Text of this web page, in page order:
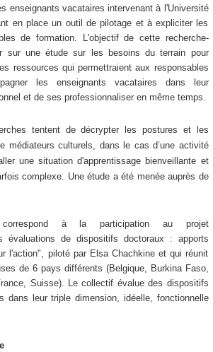
enseignants vacataires intervenant à l'Université
en place un outil de pilotage et à expliciter les
de formation. L'objectif de cette recherche-
sur une étude sur les besoins du terrain pour
ressources qui permettraient aux responsables
les enseignants vacataires dans leur
et de ses professionnaliser en même temps.
tentent de décrypter les postures et les
médiateurs culturels, dans le cas d’une activité
une situation d'apprentissage bienveillante et
complexe. Une étude a été menée auprès de
à la participation au projet
évaluations de dispositifs doctoraux : apports
l'action", piloté par Elsa Chachkine et qui réunit
de 6 pays différents (Belgique, Burkina Faso,
Suisse). Le collectif évalue des dispositifs
dans leur triple dimension, idéelle, fonctionnelle